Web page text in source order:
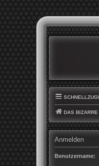
DAS BIZARRE
Anmelden
Benutzername: